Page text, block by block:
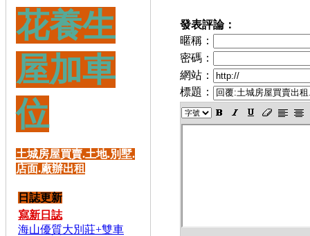
花養生
屋加車
位
土城房屋買賣.土地.別墅.
店面.廠辦出租
日誌更新
寫新日誌
海山優質大別莊+雙車
發表評論：
暱稱：
密碼：
網站：
標題：